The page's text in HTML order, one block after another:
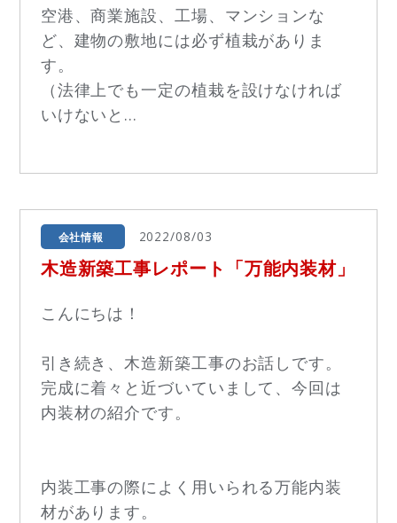
空港、商業施設、工場、マンションな
ど、建物の敷地には必ず植栽がありま
す。
（法律上でも一定の植栽を設けなければ
いけないと...
会社情報 2022/08/03
木造新築工事レポート「万能内装材」
こんにちは！
引き続き、木造新築工事のお話しです。
完成に着々と近づいていまして、今回は
内装材の紹介です。
内装工事の際によく用いられる万能内装
材があります。